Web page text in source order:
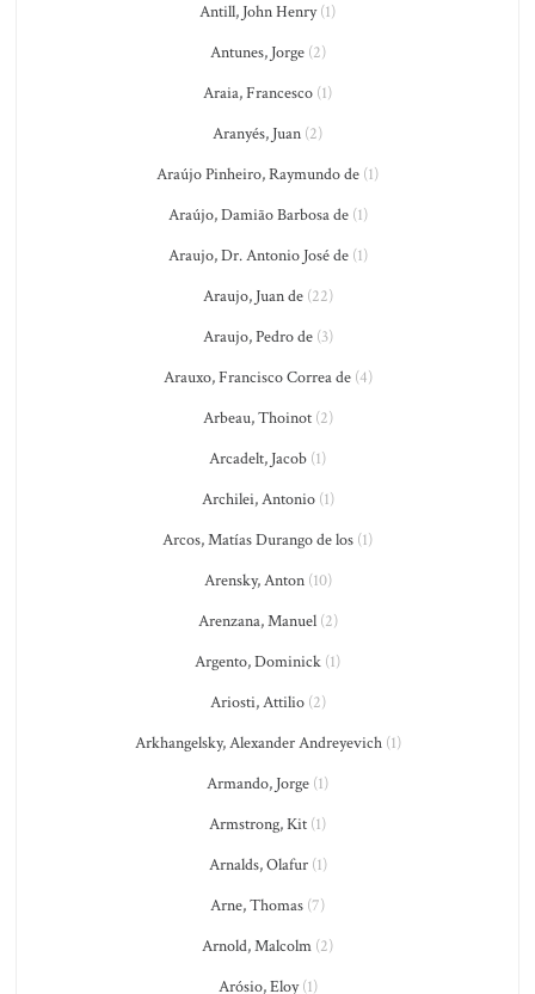
Antill, John Henry(1)
Antunes, Jorge(2)
Araia, Francesco (1)
Aranyés, Juan (2)
Araújo Pinheiro, Raymundo de (1)
Araújo, Damião Barbosa de(1)
Araujo, Dr. Antonio José de(1)
Araujo, Juan de(22)
Araujo, Pedro de(3)
Arauxo, Francisco Correa de(4)
Arbeau, Thoinot(2)
Arcadelt, Jacob (1)
Archilei, Antonio(1)
Arcos, Matías Durango de los (1)
Arensky, Anton(10)
Arenzana, Manuel(2)
Argento, Dominick (1)
Ariosti, Attilio(2)
Arkhangelsky, Alexander Andreyevich(1)
Armando, Jorge (1)
Armstrong, Kit (1)
Arnalds, Olafur(1)
Arne, Thomas (7)
Arnold, Malcolm (2)
Arósio, Eloy(1)